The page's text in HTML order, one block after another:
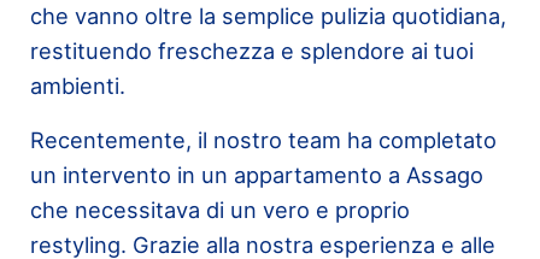
che vanno oltre la semplice pulizia quotidiana,
restituendo freschezza e splendore ai tuoi
ambienti.
Recentemente, il nostro team ha completato
un intervento in un appartamento a Assago
che necessitava di un vero e proprio
restyling. Grazie alla nostra esperienza e alle